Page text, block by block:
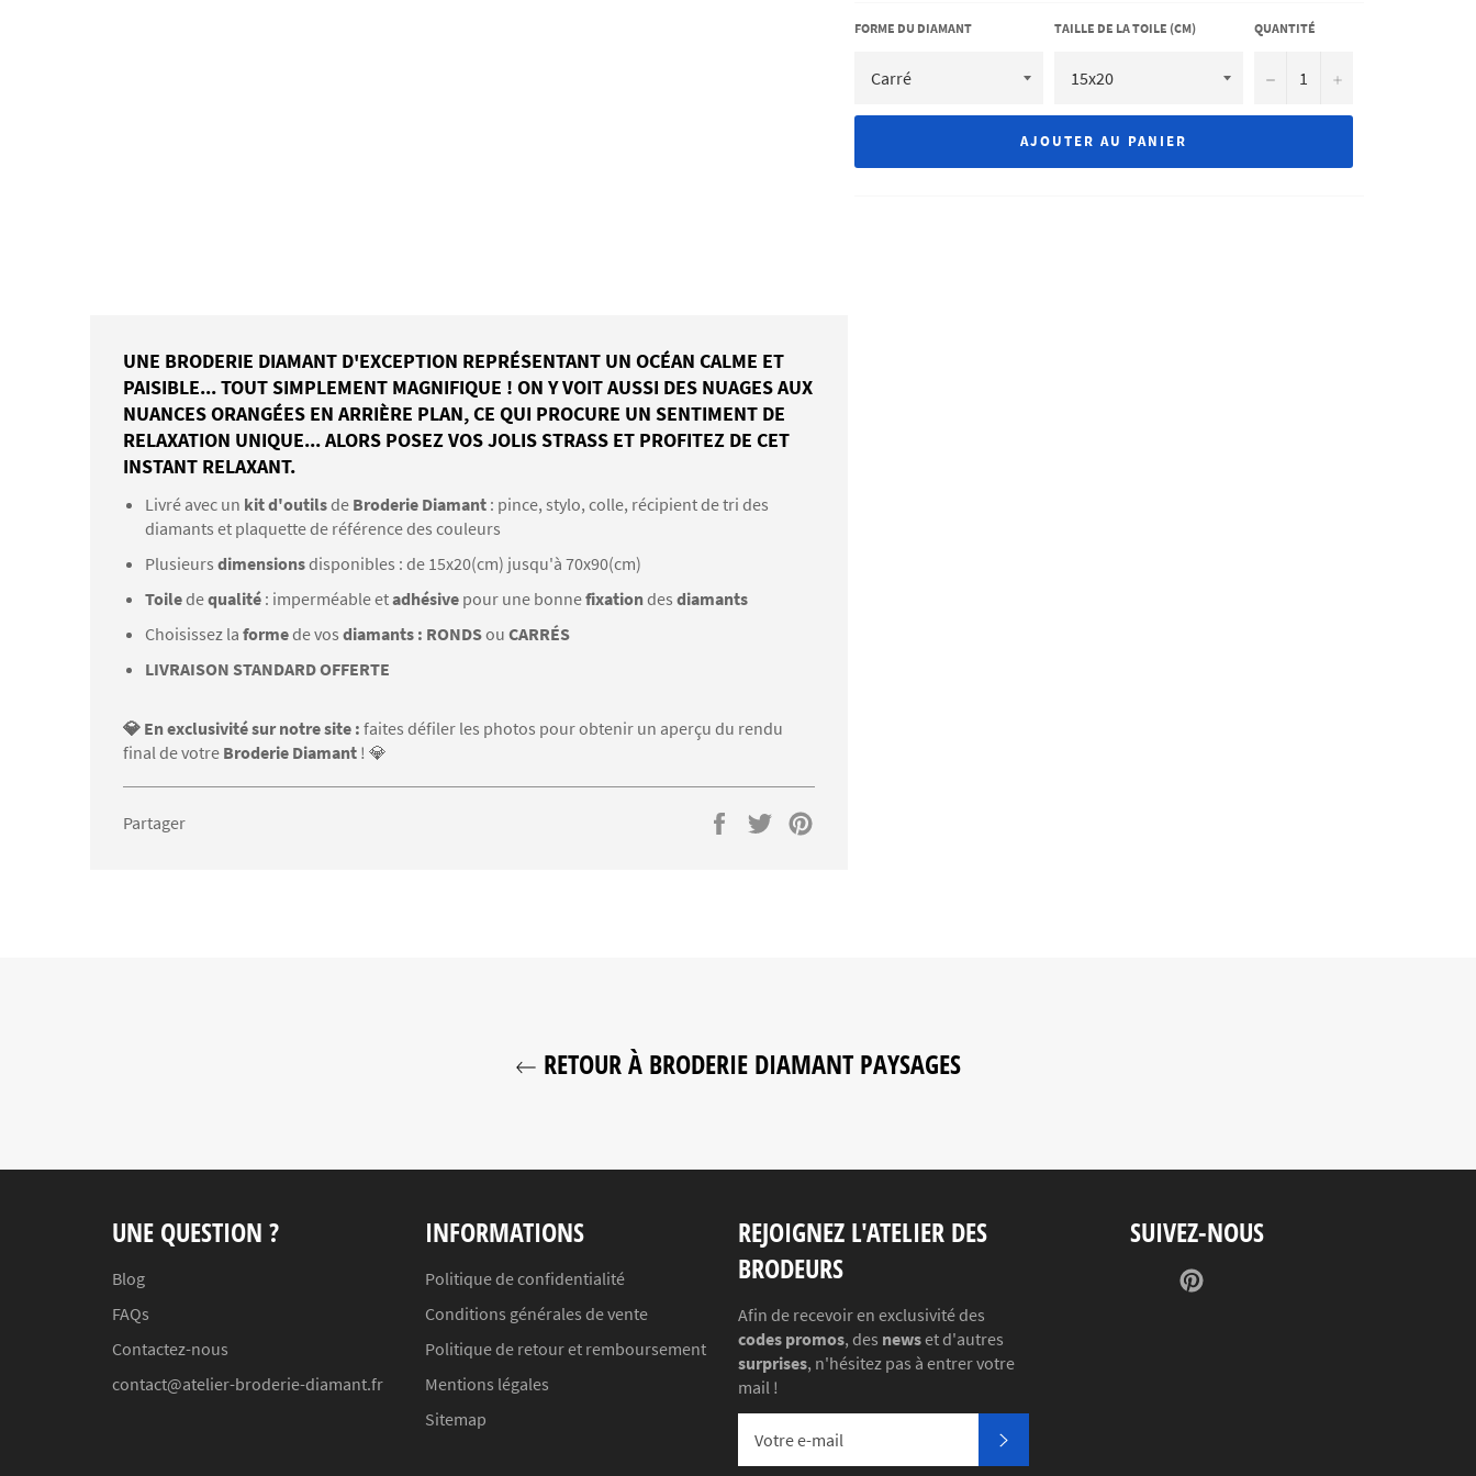
UNE BRODERIE DIAMANT D'EXCEPTION REPRÉSENTANT UN OCÉAN CALME ET
PAISIBLE... TOUT SIMPLEMENT MAGNIFIQUE ! ON Y VOIT AUSSI DES NUAGES AUX
NUANCES ORANGÉES EN ARRIÈRE PLAN, CE QUI PROCURE UN SENTIMENT DE
RELAXATION UNIQUE... ALORS POSEZ VOS JOLIS STRASS ET PROFITEZ DE CET
INSTANT RELAXANT.
Livré avec un kit d'outilsde Broderie Diamant : pince, stylo, colle, récipient de tri des
diamants et plaquette de référence des couleurs
Plusieurs dimensionsdisponibles : de 15x20(cm) jusqu'à 70x90(cm)
Toiledequalité : imperméable etadhésive pour une bonnefixationdes diamants
Choisissez la formede vos diamants : RONDSou CARRÉS
LIVRAISON STANDARD OFFERTE
💎 En exclusivité sur notre site : faites défiler les photos pour obtenir un aperçu du rendu
final de votre Broderie Diamant ! 💎
Partager
PartagerTweeter
FORME DU DIAMANT TAILLE DE LA TOILE (CM) QUANTITÉ
− +
AJOUTER AU PANIER
RETOUR À BRODERIE DIAMANT PAYSAGES
UNE QUESTION ?
Blog
FAQs
Contactez-nous
contact@atelier-broderie-diamant.fr
INFORMATIONS
Politique de confidentialité
Conditions générales de vente
Politique de retour et remboursement
Mentions légales
Sitemap
REJOIGNEZ L'ATELIER DES
BRODEURS
Afin de recevoir en exclusivité des
codes promos, des newset d'autres
surprises, n'hésitez pas à entrer votre
mail !
SUIVEZ-NOUS